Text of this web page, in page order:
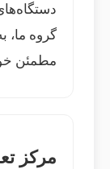
گروه ما،
مطمئن
مرکز